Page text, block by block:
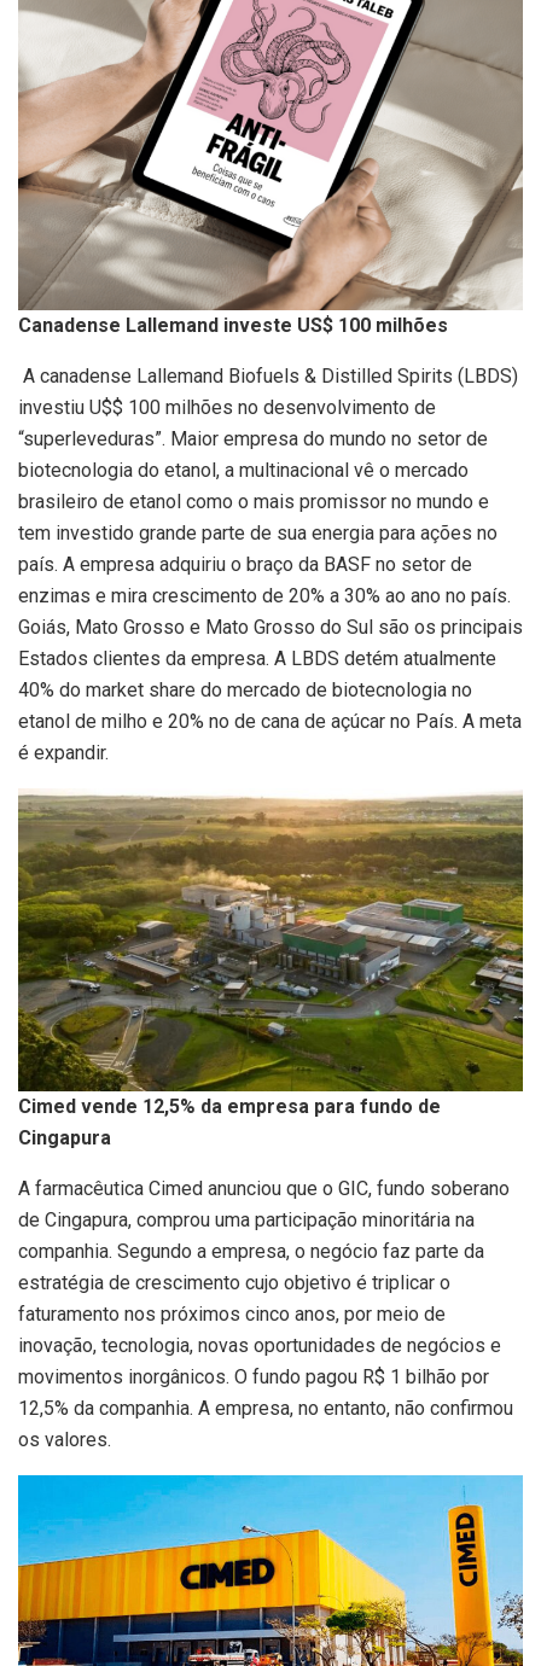
Canadense Lallemand investe US$ 100 milhões
A canadense Lallemand Biofuels & Distilled Spirits (LBDS)
investiu U$$ 100 milhões no desenvolvimento de
“superleveduras”. Maior empresa do mundo no setor de
biotecnologia do etanol, a multinacional vê o mercado
brasileiro de etanol como o mais promissor no mundo e
tem investido grande parte de sua energia para ações no
país. A empresa adquiriu o braço da BASF no setor de
enzimas e mira crescimento de 20% a 30% ao ano no país.
Goiás, Mato Grosso e Mato Grosso do Sul são os principais
Estados clientes da empresa. A LBDS detém atualmente
40% do market share do mercado de biotecnologia no
etanol de milho e 20% no de cana de açúcar no País. A meta
é expandir.
Cimed vende 12,5% da empresa para fundo de
Cingapura
A farmacêutica Cimed anunciou que o GIC, fundo soberano
de Cingapura, comprou uma participação minoritária na
companhia. Segundo a empresa, o negócio faz parte da
estratégia de crescimento cujo objetivo é triplicar o
faturamento nos próximos cinco anos, por meio de
inovação, tecnologia, novas oportunidades de negócios e
movimentos inorgânicos. O fundo pagou R$ 1 bilhão por
12,5% da companhia. A empresa, no entanto, não confirmou
os valores.